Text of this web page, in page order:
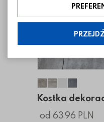
zakres klikając w
możesz modyfikować
informacje i regulaminy —
Kostka
KostkaKostka
Kostka
Kostka
od 63.96 PLN